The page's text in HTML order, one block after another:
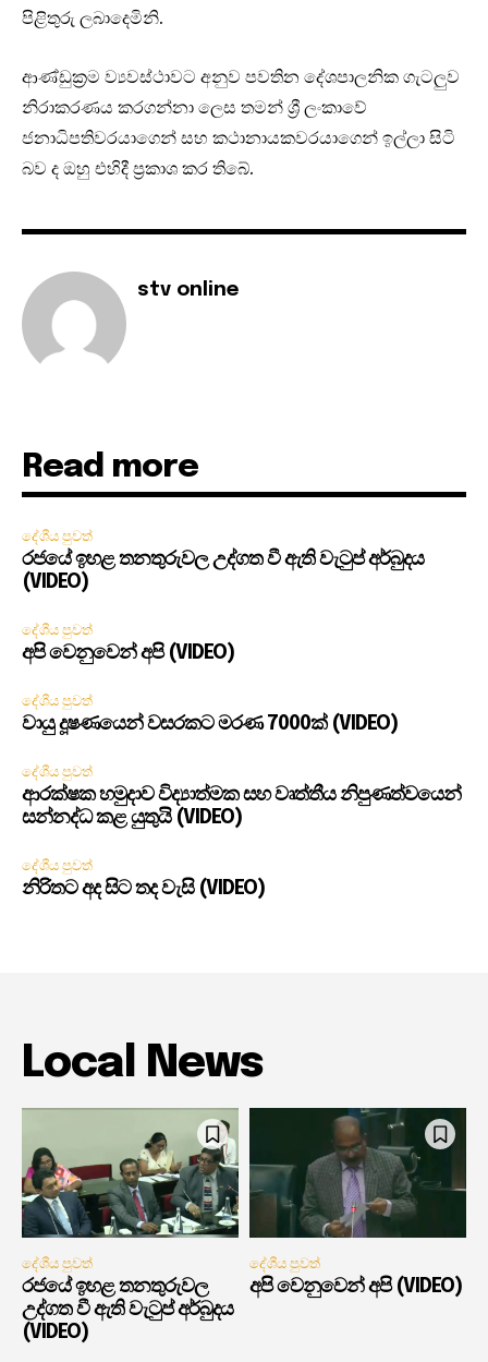
පිළිතුරු ලබාදෙමිනි.
ආණ්ඩුක්‍රම ව්‍යවස්ථාවට අනුව පවතින දේශපාලනික ගැටලුව
නිරාකරණය කරගන්නා ලෙස තමන් ශ්‍රී ලංකාවේ
ජනාධිපතිවරයාගෙන් සහ කථානායකවරයාගෙන් ඉල්ලා සිටි
බව ද ඔහු එහිදී ප්‍රකාශ කර තිබේ.
stv online
Read more
දේශීය පුවත්
රජයේ ඉහළ තනතුරුවල උද්ගත වී ඇති වැටුප් අර්බුදය
(VIDEO)
දේශීය පුවත්
අපි වෙනුවෙන් අපි (VIDEO)
දේශීය පුවත්
වායු දූෂණයෙන් වසරකට මරණ 7000ක් (VIDEO)
දේශීය පුවත්
ආරක්ෂක හමුදාව විද්‍යාත්මක සහ වෘත්තීය නිපුණත්වයෙන්
සන්නද්ධ කළ යුතුයි (VIDEO)
දේශීය පුවත්
නිරිතට අද සිට තද වැසි (VIDEO)
Local News
දේශීය පුවත්
රජයේ ඉහළ තනතුරුවල
උද්ගත වී ඇති වැටුප් අර්බුදය
(VIDEO)
දේශීය පුවත්
අපි වෙනුවෙන් අපි (VIDEO)